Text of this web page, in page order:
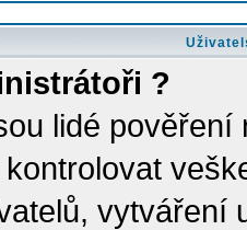
?
lidé
vytváření